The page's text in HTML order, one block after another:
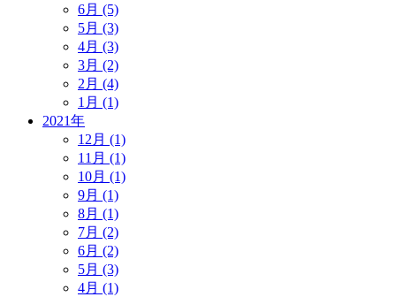
6月 (5)
5月 (3)
4月 (3)
3月 (2)
2月 (4)
1月 (1)
2021年
12月 (1)
11月 (1)
10月 (1)
9月 (1)
8月 (1)
7月 (2)
6月 (2)
5月 (3)
4月 (1)